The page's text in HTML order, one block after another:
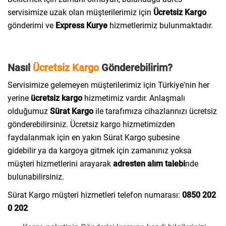
servisimize uzak olan müşterilerimiz için Ücretsiz Kargo
gönderimi ve Express Kurye hizmetlerimiz bulunmaktadır.
Nasıl Ücretsiz KargoGönderebilirim?
Servisimize gelemeyen müşterilerimiz için Türkiye'nin her
yerine ücretsiz kargohizmetimiz vardır. Anlaşmalı
olduğumuz Sürat Kargoile tarafımıza cihazlarınızı ücretsiz
gönderebilirsiniz. Ücretsiz kargo hizmetimizden
faydalanmak için en yakın Sürat Kargo şubesine
gidebilir ya da kargoya gitmek için zamanınız yoksa
müşteri hizmetlerini arayarak adresten alım talebinde
bulunabilirsiniz.
Sürat Kargo müşteri hizmetleri telefon numarası: 0850 202
0 202​